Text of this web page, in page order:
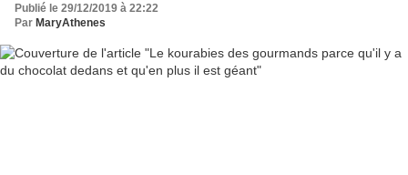
Publié le 29/12/2019 à 22:22
Par MaryAthenes